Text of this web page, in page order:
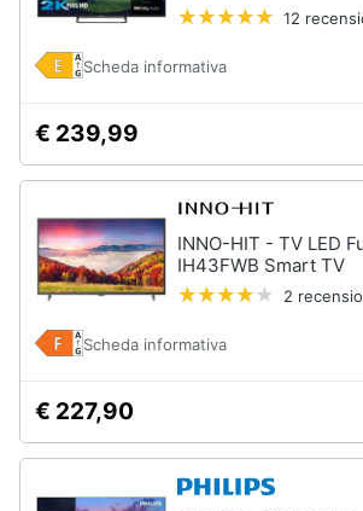
12
Scheda informativa
€ 239,99
INNO-HIT - TV LED
IH43FWB Smart TV
2
Scheda informativa
€ 227,90